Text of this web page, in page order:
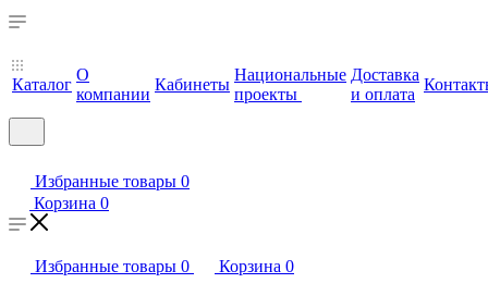
Каталог
О
компании
Кабинеты
Национальные
проекты
Доставка
и оплата
Избранные товары 0
Корзина 0
Избранные товары 0 Корзина 0